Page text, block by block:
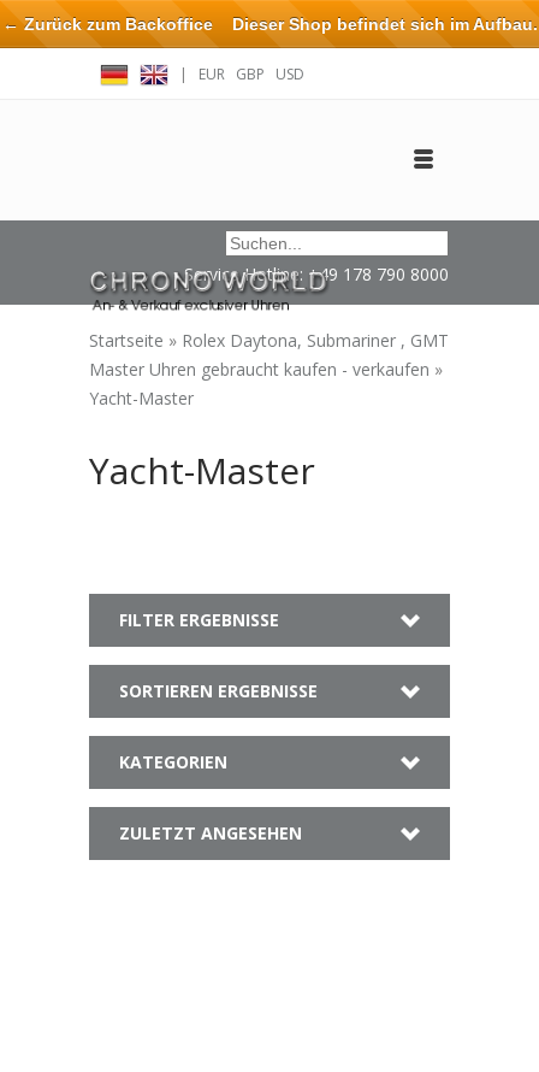
| EUR GBP USD
Service Hotline: +49 178 790 8000
Startseite » Rolex Daytona, Submariner , GMT
Master Uhren gebraucht kaufen - verkaufen »
Yacht-Master
Yacht-Master
FILTER ERGEBNISSE
SORTIEREN ERGEBNISSE
KATEGORIEN
ZULETZT ANGESEHEN
← Zurück zum BackofficeDieser Shop befindet sich im Aufbau.
Eventuell können nicht alle Bestellungen eingehalten oder erfüllt